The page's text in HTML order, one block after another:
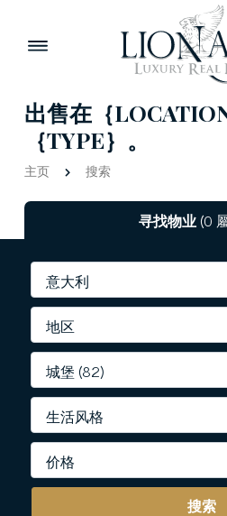
出售在｛
｛TYPE｝。
主页 搜索
寻找物业(0
搜索